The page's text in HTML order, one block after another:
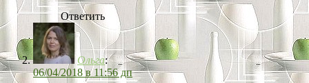
Ответить
Ольга:
06/04/2018 в 11:56 дп